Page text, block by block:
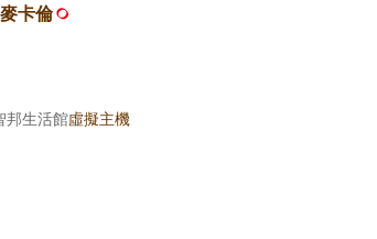
卡倫
邦生活館虛擬主機